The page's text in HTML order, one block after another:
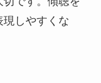
しやすくな